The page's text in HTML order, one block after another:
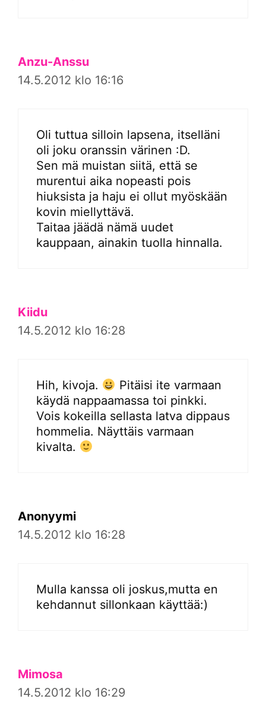
Anzu-Anssu
14.5.2012 klo 16:16
Oli tuttua silloin lapsena, itselläni
oli joku oranssin värinen :D.
Sen mä muistan siitä, että se
murentui aika nopeasti pois
hiuksista ja haju ei ollut myöskään
kovin miellyttävä.
Taitaa jäädä nämä uudet
kauppaan, ainakin tuolla hinnalla.
Kiidu
14.5.2012 klo 16:28
Hih, kivoja.
Pitäisi ite varmaan
käydä nappaamassa toi pinkki.
Vois kokeilla sellasta latva dippaus
hommelia. Näyttäis varmaan
kivalta.
Anonyymi
14.5.2012 klo 16:28
Mulla kanssa oli joskus,mutta en
kehdannut sillonkaan käyttää:)
Mimosa
14.5.2012 klo 16:29